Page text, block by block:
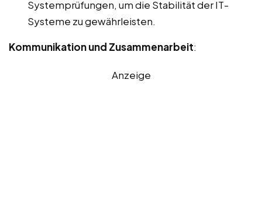
Systemprüfungen, um die Stabilität der IT-
Systeme zu gewährleisten.
Kommunikation und Zusammenarbeit:
Anzeige